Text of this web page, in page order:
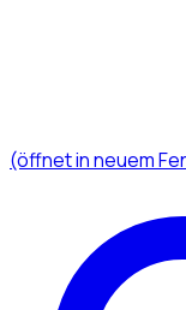
(öffnet in neuem